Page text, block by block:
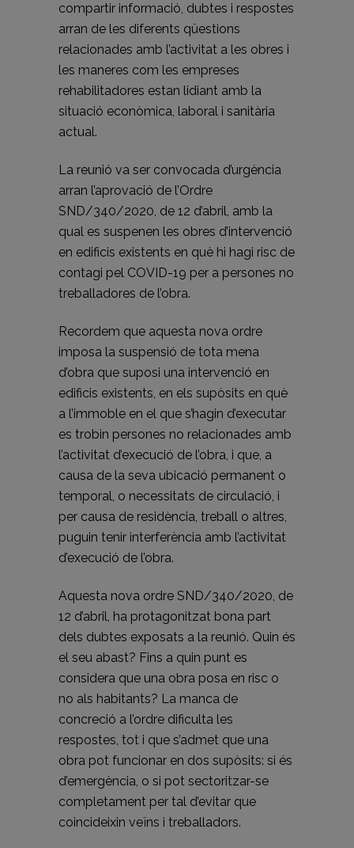
compartir informació, dubtes i respostes
arran de les diferents qüestions
relacionades amb l’activitat a les obres i
les maneres com les empreses
rehabilitadores estan lidiant amb la
situació econòmica, laboral i sanitària
actual.
La reunió va ser convocada d’urgència
arran l’aprovació de l’Ordre
SND/340/2020, de 12 d’abril, amb la
qual es suspenen les obres d’intervenció
en edificis existents en què hi hagi risc de
contagi pel COVID-19 per a persones no
treballadores de l’obra.
Recordem que aquesta nova ordre
imposa la suspensió de tota mena
d’obra que suposi una intervenció en
edificis existents, en els supòsits en què
a l’immoble en el que s’hagin d’executar
es trobin persones no relacionades amb
l’activitat d’execució de l’obra, i que, a
causa de la seva ubicació permanent o
temporal, o necessitats de circulació, i
per causa de residència, treball o altres,
puguin tenir interferència amb l’activitat
d’execució de l’obra.
Aquesta nova ordre SND/340/2020, de
12 d’abril, ha protagonitzat bona part
dels dubtes exposats a la reunió. Quin és
el seu abast? Fins a quin punt es
considera que una obra posa en risc o
no als habitants? La manca de
concreció a l’ordre dificulta les
respostes, tot i que s’admet que una
obra pot funcionar en dos supòsits: si és
d’emergència, o si pot sectoritzar-se
completament per tal d’evitar que
coincideixin veïns i treballadors.